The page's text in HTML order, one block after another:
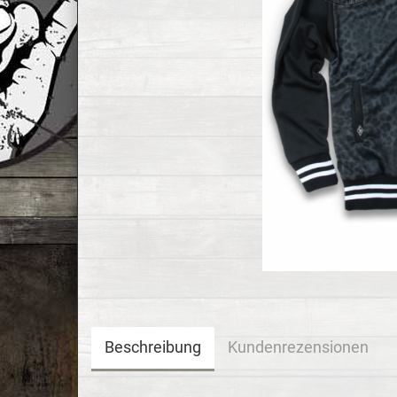
Beschreibung Kundenrezensionen